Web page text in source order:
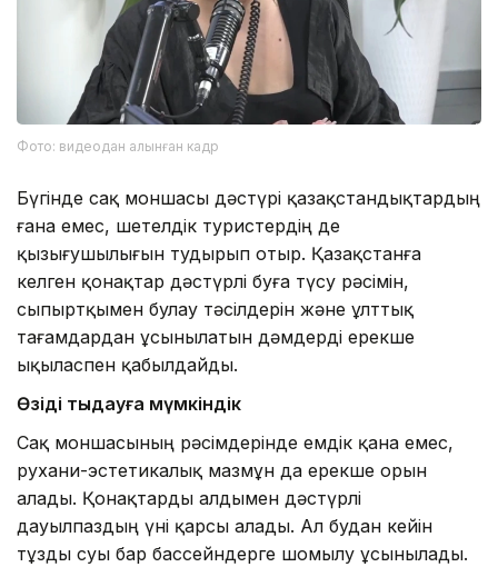
Фото: видеодан алынған кадр
Бүгінде сақ моншасы дәстүрі қазақстандықтардың
ғана емес, шетелдік туристердің де
қызығушылығын тудырып отыр. Қазақстанға
келген қонақтар дәстүрлі буға түсу рәсімін,
сыпыртқымен булау тәсілдерін және ұлттық
тағамдардан ұсынылатын дәмдерді ерекше
ықыласпен қабылдайды.
Өзіңді тыңдауға мүмкіндік
Сақ моншасының рәсімдерінде емдік қана емес,
рухани-эстетикалық мазмұн да ерекше орын
алады. Қонақтарды алдымен дәстүрлі
дауылпаздың үні қарсы алады. Ал будан кейін
тұзды суы бар бассейндерге шомылу ұсынылады.